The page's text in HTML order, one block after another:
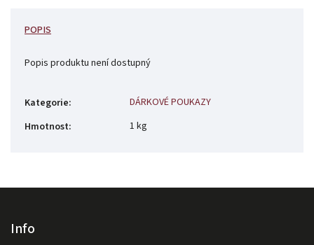
POPIS
Popis produktu není dostupný
Kategorie:
DÁRKOVÉ POUKAZY
Hmotnost: 1 kg
Info